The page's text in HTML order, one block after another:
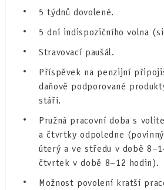
5 týdnů dovolené.
5 dní indispozičního volna
Stravovací paušál.
Příspěvek na penzijní
daňově podporované
stáří.
Pružná pracovní doba s
a čtvrtky odpoledne
úterý a ve středu v době
čtvrtek v době 8–12 hodin).
Možnost povolení kratší